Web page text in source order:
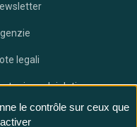
legali
dei dati
le contrôle sur ceux que